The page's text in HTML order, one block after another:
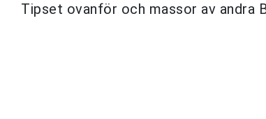
Tipset ovanför och massor av andra